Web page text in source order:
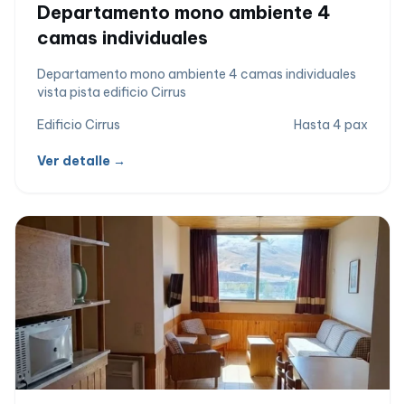
Departamento mono ambiente 4
camas individuales
Departamento mono ambiente 4 camas individuales
vista pista edificio Cirrus
Edificio Cirrus
Hasta 4 pax
Ver detalle →